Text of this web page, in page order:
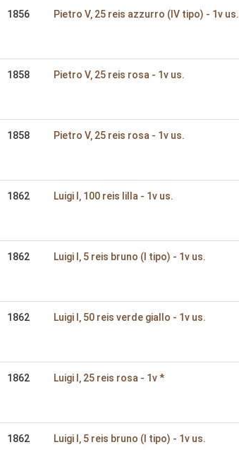
1856 Pietro V‚ 25 reis azzurro (IV tipo) - 1v us.
1858 Pietro V‚ 25 reis rosa - 1v us.
1858 Pietro V‚ 25 reis rosa - 1v us.
1862 Luigi I‚ 100 reis lilla - 1v us.
1862 Luigi I‚ 5 reis bruno (I tipo) - 1v us.
1862 Luigi I‚ 50 reis verde giallo - 1v us.
1862 Luigi I‚ 25 reis rosa - 1v *
1862 Luigi I‚ 5 reis bruno (I tipo) - 1v us.